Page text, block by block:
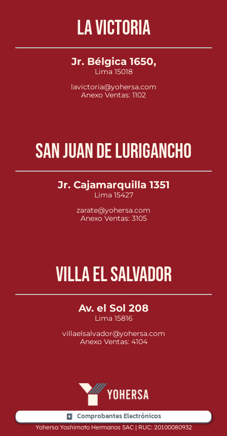
La Victoria
Jr. Bélgica 1650,
Lima 15018
lavictoria@yohersa.com
Anexo Ventas: 1102
San Juan de Lurigancho
Jr. Cajamarquilla 1351
Lima 15427
zarate@yohersa.com
Anexo Ventas: 3105
Villa el Salvador
Av. el Sol 208
Lima 15816
villaelsalvador@yohersa.com
Anexo Ventas: 4104
Comprobantes Electrónicos
Yohersa Yoshimoto Hermanos SAC | RUC: 20100080932